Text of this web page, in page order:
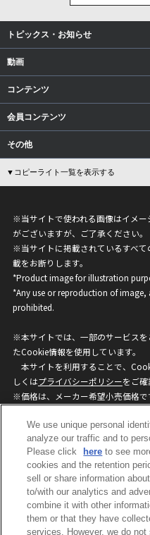
トピックス・お知らせ
動画
コンテンツ
会員コンテンツ
その他
▼コピーライト一覧を表示する
※当サイトで使われる画像はイメー
がございますが、ご了承ください。
※当サイトに掲載されているすべ
載をお断りします。
*Product image for illustration
*Any use or reproduction of
prohibited.
※本サイトでは、一部のサービス
たCookie情報を使用しています。
本サイトを利用することで、
しくはプライバシーポリシーをご確
※価格は、メーカー希望小売価格で
ざいますのでご了承ください。
privacypolicy
ウェブサイトご利用条件
個人情報保護方針
We use unique personal
analyze our traffic and to
Please click
here to see
cookies and the retention
sell or share information
to/with our analytics and
combine it with other
them or that they have
services. However, we do